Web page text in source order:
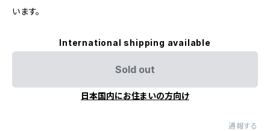
います。
International shipping available
Sold out
日本国内にお住まいの方向け
通報する